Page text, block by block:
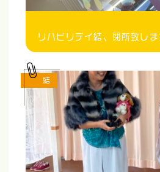
リハビリデイ結、閉所致し
結